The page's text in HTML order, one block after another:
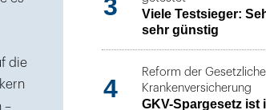
die
–
3
Viele Testsieger:
sehr günstig
4
Reform der
Krankenversicherung
GKV-Spargesetz ist